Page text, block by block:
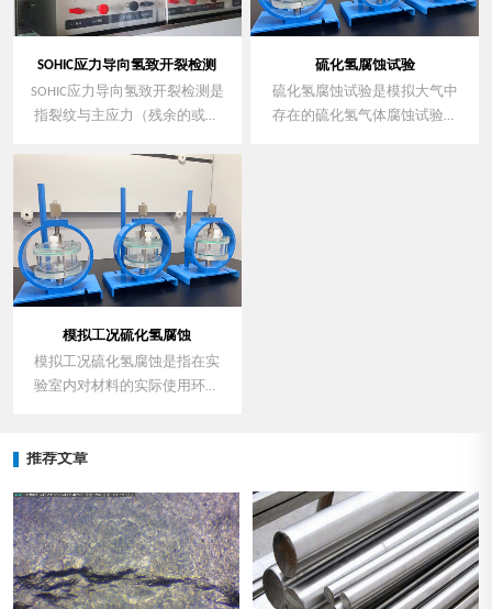
SOHIC应力导向氢致开裂检测
SOHIC应力导向氢致开裂检测是
指裂纹与主应力（残余的或施
纹，这种开裂可被归类为由外
应力和氢致开裂周围的局部应
变引起的硫应力开裂，应力导
向氢致开裂与硫应力开裂和氢
致开裂有关，它使已有的氢致
开裂裂纹像梯子一样连接起
来。
硫化氢腐蚀试验
硫化氢腐蚀试验是模拟大气中
存在的硫化氢气体腐蚀试验，
模拟工况硫化氢腐蚀
模拟工况硫化氢腐蚀是指在实
验室内对材料的实际使用环境
环境的耐腐蚀性能。
推荐文章